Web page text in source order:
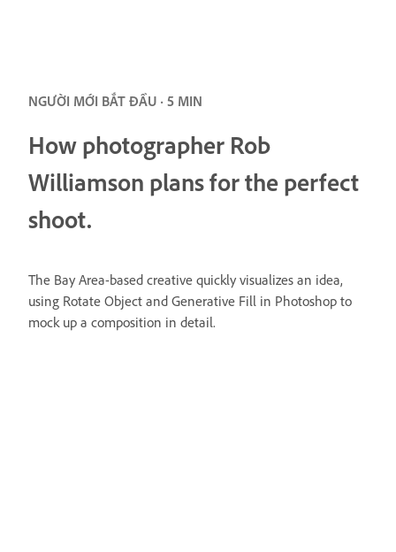
NGƯỜI MỚI BẮT ĐẦU · 5 MIN
How photographer Rob
Williamson plans for the perfect
shoot.
The Bay Area-based creative quickly visualizes an idea,
using Rotate Object and Generative Fill in Photoshop to
mock up a composition in detail.